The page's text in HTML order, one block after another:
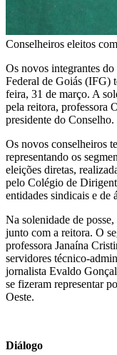
Conselheiros eleitos
Os novos integrantes
Federal de Goiás (IFG)
feira, 31 de março. A
pela reitora, professora
presidente do Conselho.
Os novos conselheiros
representando os
eleições diretas,
pelo Colégio de
entidades sindicais e de
Na solenidade de
junto com a reitora. O
professora Janaína
servidores técnico-
jornalista Evaldo
se fizeram representar
Oeste.
Diálogo